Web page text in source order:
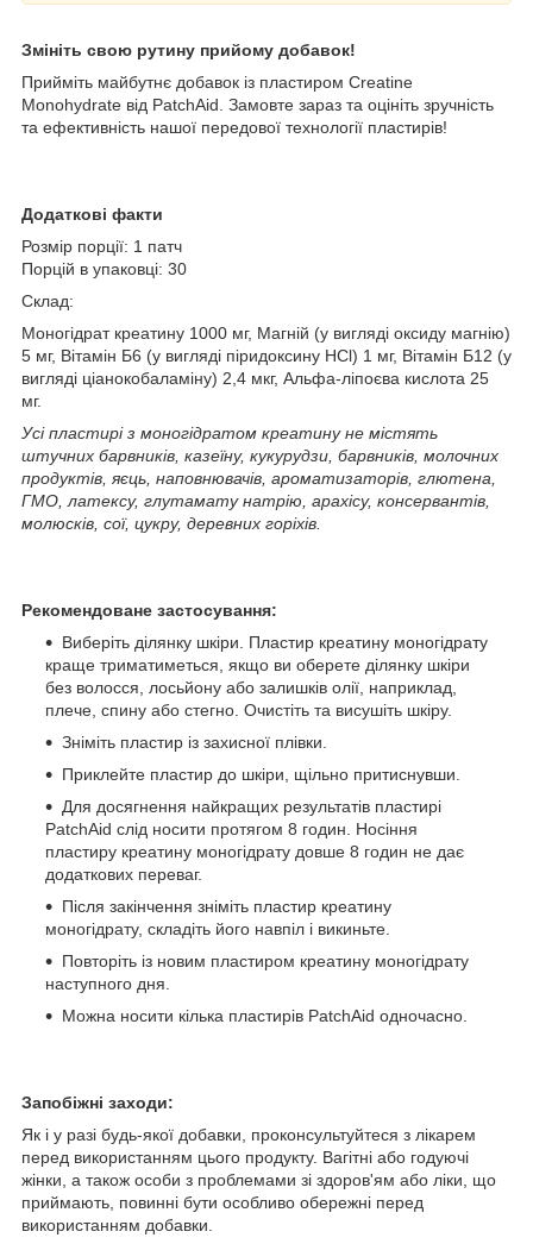
Змініть свою рутину прийому добавок!
Прийміть майбутнє добавок із пластиром Creatine
Monohydrate від PatchAid. Замовте зараз та оцініть зручність
та ефективність нашої передової технології пластирів!
Додаткові факти
Розмір порції: 1 патч
Порцій в упаковці: 30
Склад:
Моногідрат креатину 1000 мг, Магній (у вигляді оксиду магнію)
5 мг, Вітамін Б6 (у вигляді піридоксину HCl) 1 мг, Вітамін Б12 (у
вигляді ціанокобаламіну) 2,4 мкг, Альфа-ліпоєва кислота 25
мг.
Усі пластирі з моногідратом креатину не містять
штучних барвників, казеїну, кукурудзи, барвників, молочних
продуктів, яєць, наповнювачів, ароматизаторів, глютена,
ГМО, латексу, глутамату натрію, арахісу, консервантів,
молюсків, сої, цукру, деревних горіхів.
Рекомендоване застосування:
Виберіть ділянку шкіри. Пластир креатину моногідрату
краще триматиметься, якщо ви оберете ділянку шкіри
без волосся, лосьйону або залишків олії, наприклад,
плече, спину або стегно. Очистіть та висушіть шкіру.
Зніміть пластир із захисної плівки.
Приклейте пластир до шкіри, щільно притиснувши.
Для досягнення найкращих результатів пластирі
PatchAid слід носити протягом 8 годин. Носіння
пластиру креатину моногідрату довше 8 годин не дає
додаткових переваг.
Після закінчення зніміть пластир креатину
моногідрату, складіть його навпіл і викиньте.
Повторіть із новим пластиром креатину моногідрату
наступного дня.
Можна носити кілька пластирів PatchAid одночасно.
Запобіжні заходи:
Як і у разі будь-якої добавки, проконсультуйтеся з лікарем
перед використанням цього продукту. Вагітні або годуючі
жінки, а також особи з проблемами зі здоров'ям або ліки, що
приймають, повинні бути особливо обережні перед
використанням добавки.